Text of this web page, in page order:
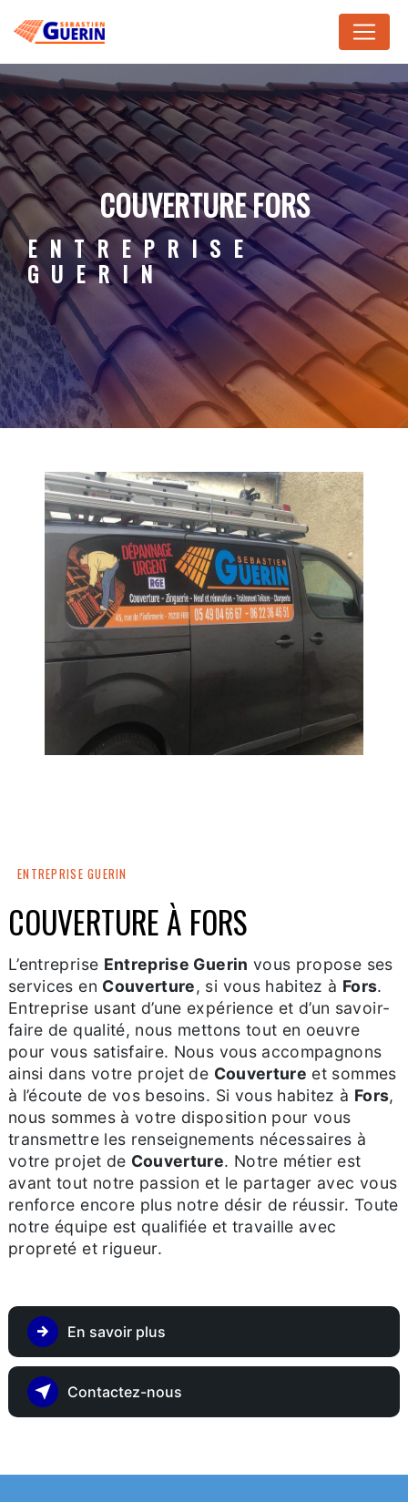
COUVERTURE FORS
ENTREPRISE
GUERIN
ENTREPRISE GUERIN
COUVERTURE À FORS
L’entreprise Entreprise Guerin vous propose ses
services en Couverture, si vous habitez à Fors.
Entreprise usant d’une expérience et d’un savoir-
faire de qualité, nous mettons tout en oeuvre
pour vous satisfaire. Nous vous accompagnons
ainsi dans votre projet de Couverture et sommes
à l’écoute de vos besoins. Si vous habitez à Fors,
nous sommes à votre disposition pour vous
transmettre les renseignements nécessaires à
votre projet de Couverture. Notre métier est
avant tout notre passion et le partager avec vous
renforce encore plus notre désir de réussir. Toute
notre équipe est qualifiée et travaille avec
propreté et rigueur.
En savoir plus
Contactez-nous